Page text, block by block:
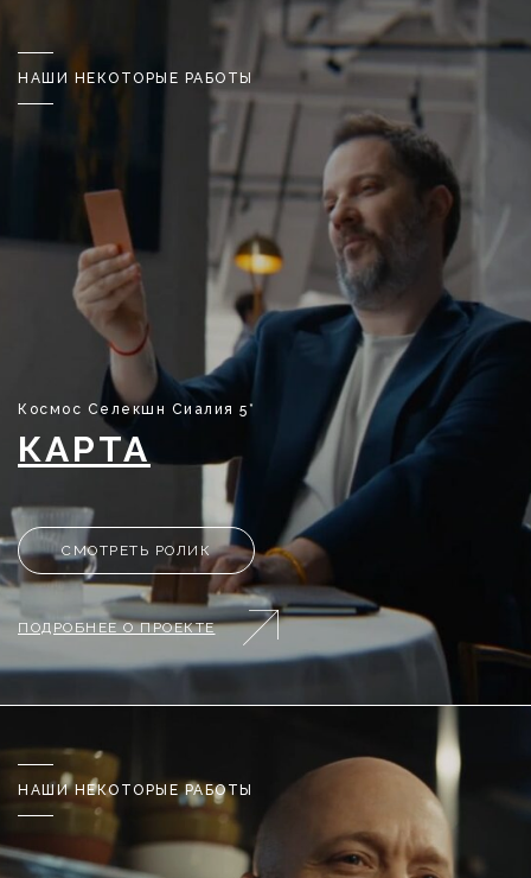
КАРТА
НАШИ НЕКОТОРЫЕ РАБОТЫ
ПОДРОБНЕЕ О ПРОЕКТЕ
Космос Селекшн Сиалия 5*
СМОТРЕТЬ РОЛИК
НАШИ НЕКОТОРЫЕ РАБОТЫ